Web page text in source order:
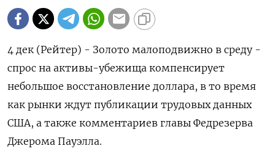
4 дек (Рейтер) - Золото малоподвижно в среду -
спрос на активы-убежища компенсирует
небольшое восстановление доллара, в то время
как рынки ждут публикации трудовых данных
США, а также комментариев главы Федрезерва
Джерома Пауэлла.